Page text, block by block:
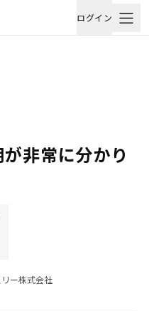
ログイン
非常に分かり
ー株式会社